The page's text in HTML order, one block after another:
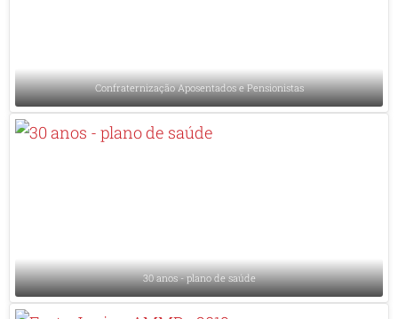
Confraternização Aposentados e Pensionistas
30 anos - plano de saúde